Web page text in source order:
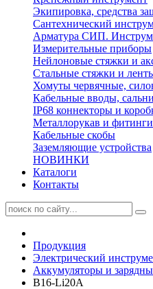
Экипировка, средства
Сантехнический
Арматура СИП.
Измерительные приборы
Нейлоновые стяжки и
Стальные стяжки и
Хомуты червячные,
Кабельные вводы,
IP68 коннекторы и
Металлорукав и фитинги
Кабельные скобы
Заземляющие устройства
НОВИНКИ
Каталоги
Контакты
Продукция
Электрический
Аккумуляторы и
B16-Li20A